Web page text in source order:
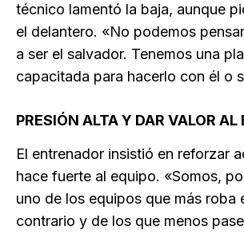
técnico lamentó la baja, aunque
el delantero. «No podemos
a ser el salvador. Tenemos una
capacitada para hacerlo con él o
PRESIÓN ALTA Y DAR VALOR AL
El entrenador insistió en reforzar
hace fuerte al equipo. «Somos,
uno de los equipos que más roba
contrario y de los que menos